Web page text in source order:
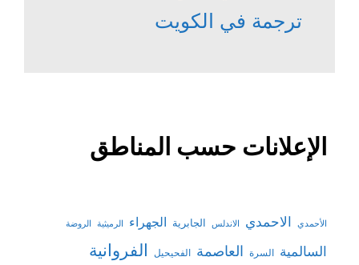
ترجمة في الكويت
الإعلانات حسب المناطق
الأحمدي الاحمدي الاندلس الجابرية الجهراء الرميثية الروضة
السالمية السرة العاصمة الفحيحيل الفروانية